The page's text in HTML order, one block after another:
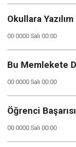
Okullara
00 0000 Salı 00:00
Bu Memlekete
00 0000 Salı 00:00
Öğrenci
00 0000 Salı 00:00